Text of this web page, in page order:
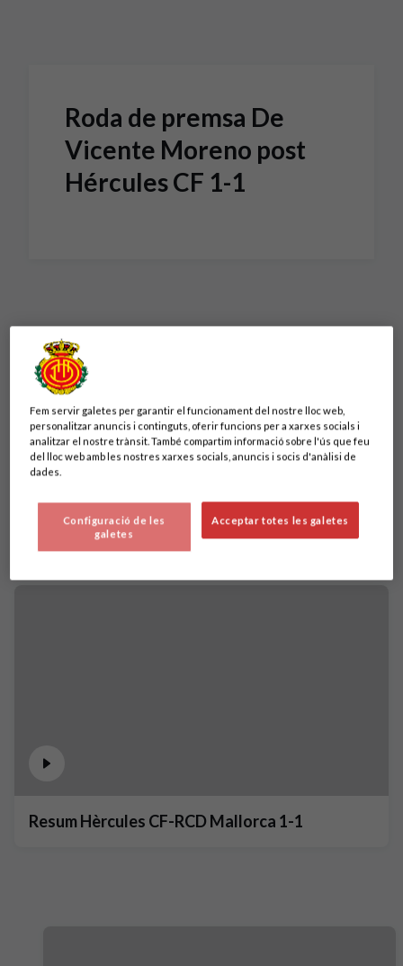
Roda de premsa De
Vicente Moreno post
Hércules CF 1-1
Resum Hèrcules CF-RCD Mallorca 1-1
Fem servir galetes per garantir el funcionament del nostre lloc web,
personalitzar anuncis i continguts, oferir funcions per a xarxes socials i
analitzar el nostre trànsit. També compartim informació sobre l'ús que feu
del lloc web amb les nostres xarxes socials, anuncis i socis d'anàlisi de
dades.
Acceptar totes les galetes
Configuració de les
galetes